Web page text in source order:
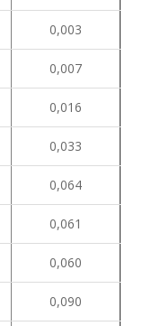
0,003
0,007
0,016
0,033
0,064
0,061
0,060
0,090